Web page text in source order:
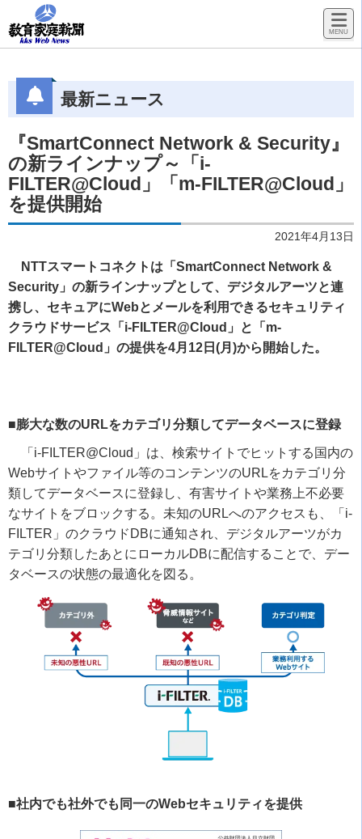
最新ニュース
『SmartConnect Network & Security』
の新ラインナップ～「i-
FILTER@Cloud」「m-FILTER@Cloud」
を提供開始
2021年4月13日
NTTスマートコネクトは「SmartConnect Network &
Security」の新ラインナップとして、デジタルアーツと連
携し、セキュアにWebとメールを利用できるセキュリティ
クラウドサービス「i-FILTER@Cloud」と「m-
FILTER@Cloud」の提供を4月12日(月)から開始した。
■膨大な数のURLをカテゴリ分類してデータベースに登録
「 i-FILTER@Cloud 」は、検索サイトでヒットする国内の
Webサイトやファイル等のコンテンツのURLをカテゴリ分
類してデータベースに登録し、有害サイトや業務上不必要
なサイトをブロックする。未知のURLへのアクセスも、「 i-
FILTER 」のクラウド DBに通知され、デジタルアーツがカ
テゴリ分類したあとにローカルDBに配信することで、デー
タベースの状態の最適化を図る。
■社内でも社外でも同一のWebセキュリティを提供